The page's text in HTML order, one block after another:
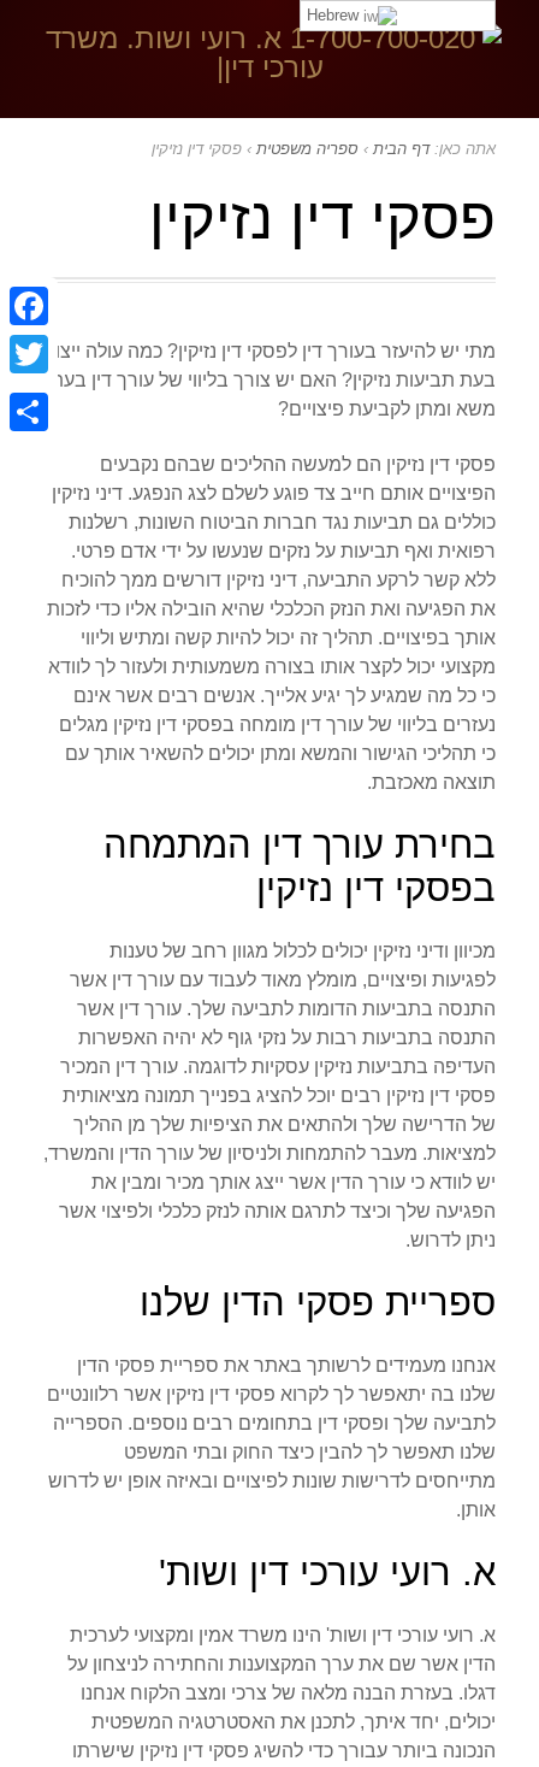
בקר ב:
אתה כאן:דף הבית› ספריה משפטית› פסקי דין נזיקין
פסקי דין נזיקין
מתי יש להיעזר בעורך דין לפסקי דין נזיקין? כמה עולה ייצוג
בעת תביעות נזיקין? האם יש צורך בליווי של עורך דין בעת
משא ומתן לקביעת פיצויים?
פסקי דין נזיקין הם למעשה ההליכים שבהם נקבעים
הפיצויים אותם חייב צד פוגע לשלם לצג הנפגע. דיני נזיקין
כוללים גם תביעות נגד חברות הביטוח השונות, רשלנות
רפואית ואף תביעות על נזקים שנעשו על ידי אדם פרטי.
ללא קשר לרקע התביעה, דיני נזיקין דורשים ממך להוכיח
את הפגיעה ואת הנזק הכלכלי שהיא הובילה אליו כדי לזכות
אותך בפיצויים. תהליך זה יכול להיות קשה ומתיש וליווי
מקצועי יכול לקצר אותו בצורה משמעותית ולעזור לך לוודא
כי כל מה שמגיע לך יגיע אלייך. אנשים רבים אשר אינם
נעזרים בליווי של עורך דין מומחה בפסקי דין נזיקין מגלים
כי תהליכי הגישור והמשא ומתן יכולים להשאיר אותך עם
תוצאה מאכזבת.
בחירת עורך דין המתמחה
בפסקי דין נזיקין
מכיוון ודיני נזיקין יכולים לכלול מגוון רחב של טענות
לפגיעות ופיצויים, מומלץ מאוד לעבוד עם עורך דין אשר
התנסה בתביעות הדומות לתביעה שלך. עורך דין אשר
התנסה בתביעות רבות על נזקי גוף לא יהיה האפשרות
העדיפה בתביעות נזיקין עסקיות לדוגמה. עורך דין המכיר
פסקי דין נזיקין רבים יוכל להציג בפנייך תמונה מציאותית
של הדרישה שלך ולהתאים את הציפיות שלך מן ההליך
למציאות. מעבר להתמחות ולניסיון של עורך הדין והמשרד,
יש לוודא כי עורך הדין אשר ייצג אותך מכיר ומבין את
הפגיעה שלך וכיצד לתרגם אותה לנזק כלכלי ולפיצוי אשר
ניתן לדרוש.
ספריית פסקי הדין שלנו
אנחנו מעמידים לרשותך באתר את ספריית פסקי הדין
שלנו בה יתאפשר לך לקרוא פסקי דין נזיקין אשר רלוונטיים
לתביעה שלך ופסקי דין בתחומים רבים נוספים. הספרייה
שלנו תאפשר לך להבין כיצד החוק ובתי המשפט
מתייחסים לדרישות שונות לפיצויים ובאיזה אופן יש לדרוש
אותן.
א. רועי עורכי דין ושות'
א. רועי עורכי דין ושות' הינו משרד אמין ומקצועי לערכית
הדין אשר שם את ערך המקצוענות והחתירה לניצחון על
דגלו. בעזרת הבנה מלאה של צרכי ומצב הלקוח אנחנו
יכולים, יחד איתך, לתכנן את האסטרטגיה המשפטית
הנכונה ביותר עבורך כדי להשיג פסקי דין נזיקין שישרתו
Hebrew